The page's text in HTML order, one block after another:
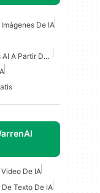
De IA
Generador De Imágenes AI A Partir De Texto Gratis
De IA
Texto De IA